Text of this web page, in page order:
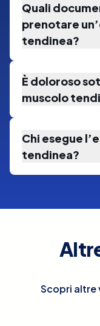
Quali
prenotare
tendinea?
È doloroso
muscolo
Chi esegue
tendinea?
Scopri altre